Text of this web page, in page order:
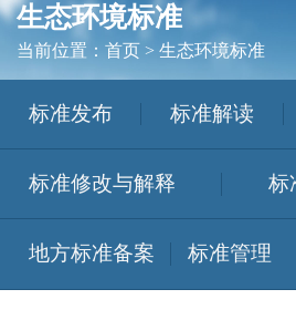
生态环境标准
当前位置： 首页> 生态环境标准
标准发布 标准解读
标准修改与解释 标
地方标准备案 标准管理